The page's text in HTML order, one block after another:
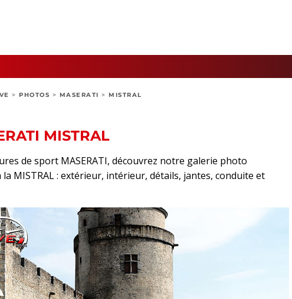
> PHOTOS > MASERATI > MISTRAL
MISTRAL
de sport MASERATI, découvrez notre galerie photo
la MISTRAL : extérieur, intérieur, détails, jantes, conduite et